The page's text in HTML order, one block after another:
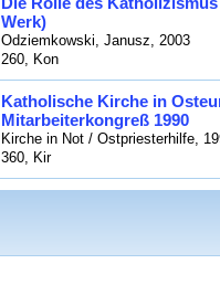
Werk)
Odziemkowski, Janusz, 2003
260, Kon
Katholische Kirche in
Mitarbeiterkongreß 1990
Kirche in Not / Ostpriesterhilfe,
360, Kir